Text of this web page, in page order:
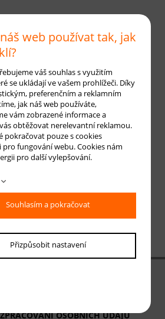
OSOBNÍCH ÚDAJŮ
web používat tak, jak
váš souhlas s využitím
se ukládají ve vašem prohlížeči. Díky
preferenčním a reklamním
jak náš web používáte,
vám zobrazené informace a
obtěžovat nerelevantní reklamou.
pokračovat pouze s cookies
fungování webu. Cookies nám
pro další vylepšování.
Souhlasím a pokračovat
Přizpůsobit nastavení